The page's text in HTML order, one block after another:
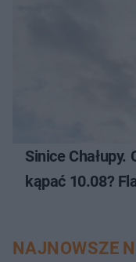
Sinice Chałupy.
kąpać 10.08?
NAJNOWSZE